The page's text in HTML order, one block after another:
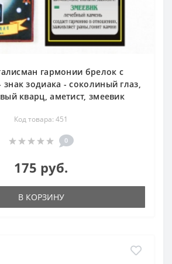
гармонии брелок с
зодиака - соколиный глаз,
кварц, аметист, змеевик
Код товара: 451
0
175 руб.
В КОРЗИНУ